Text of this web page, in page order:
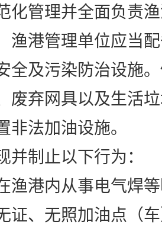
化管理并全面负责
港管理单位应当配
全及污染防治设施
废弃网具以及生活
非法加油设施。
并制止以下行为：
渔港内从事电气焊
证、无照加油点（